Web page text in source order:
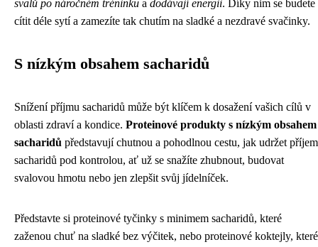
svalů po náročném tréninku a dodávají energii. Díky nim se budete
cítit déle sytí a zamezíte tak chutím na sladké a nezdravé svačinky.
S nízkým obsahem sacharidů
Snížení příjmu sacharidů může být klíčem k dosažení vašich cílů v
oblasti zdraví a kondice. Proteinové produkty s nízkým obsahem
sacharidů představují chutnou a pohodlnou cestu, jak udržet příjem
sacharidů pod kontrolou, ať už se snažíte zhubnout, budovat
svalovou hmotu nebo jen zlepšit svůj jídelníček.
Představte si proteinové tyčinky s minimem sacharidů, které
zaženou chuť na sladké bez výčitek, nebo proteinové koktejly, které